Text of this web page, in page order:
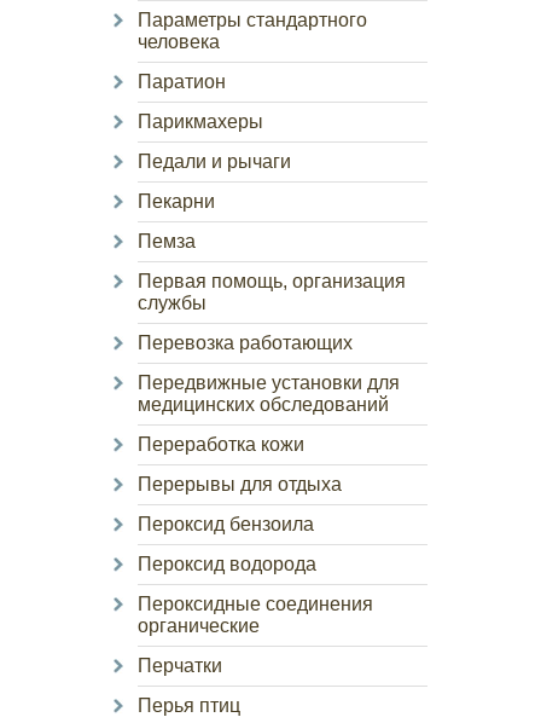
Параметры стандартного
человека
Паратион
Парикмахеры
Педали и рычаги
Пекарни
Пемза
Первая помощь, организация
службы
Перевозка работающих
Передвижные установки для
медицинских обследований
Переработка кожи
Перерывы для отдыха
Пероксид бензоила
Пероксид водорода
Пероксидные соединения
органические
Перчатки
Перья птиц